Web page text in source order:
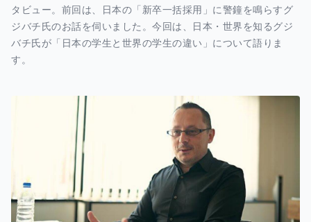
タビュー。前回は、日本の「新卒一括採用」に警鐘を鳴らすグ
ジバチ氏のお話を伺いました。今回は、日本・世界を知るグジ
バチ氏が「日本の学生と世界の学生の違い」について語りま
す。